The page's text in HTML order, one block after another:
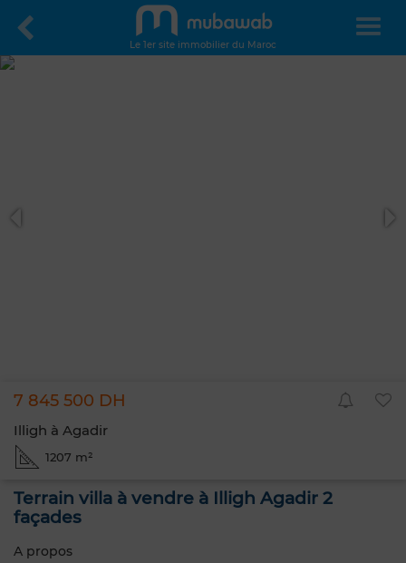
Le 1er site immobilier du Maroc
7 845 500 DH
Illigh à Agadir
1207 m²
Terrain villa à vendre à Illigh Agadir 2
façades
A propos